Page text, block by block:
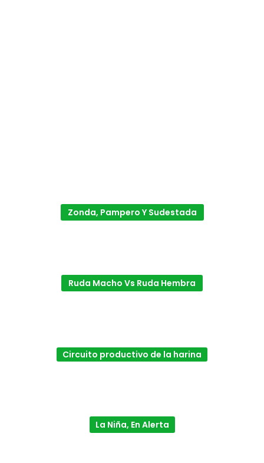
Zonda, Pampero Y Sudestada
Ruda Macho Vs Ruda Hembra
Circuito productivo de la harina
La Niña, En Alerta